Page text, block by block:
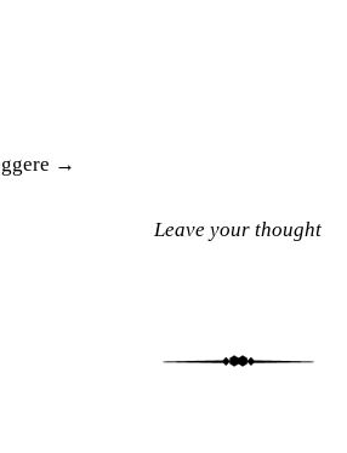
→
Leave your thought